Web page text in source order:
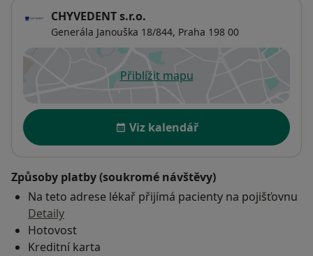
CHYVEDENT s.r.o.
Generála Janouška 18/844, Praha 198 00
Přiblížit mapuse otevře v nové záložce
Dostupnost
Viz kalendář
Způsoby platby (soukromé návštěvy)
Na teto adrese lékař přijímá pacienty na pojišťovnu
Detaily
Hotovost
Kreditní karta